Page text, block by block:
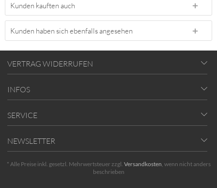
Kunden kauften auch
Kunden haben sich ebenfalls angesehen
VERTRAG WIDERRUFEN
INFOS
SERVICE
NEWSLETTER
* Alle Preise inkl. gesetzl. Mehrwertsteuer zzgl. Versandkosten, wenn nicht anders
beschrieben